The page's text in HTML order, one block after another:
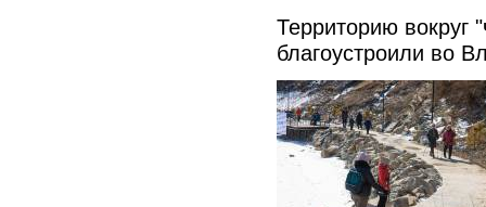
Территорию вокруг
благоустроили во